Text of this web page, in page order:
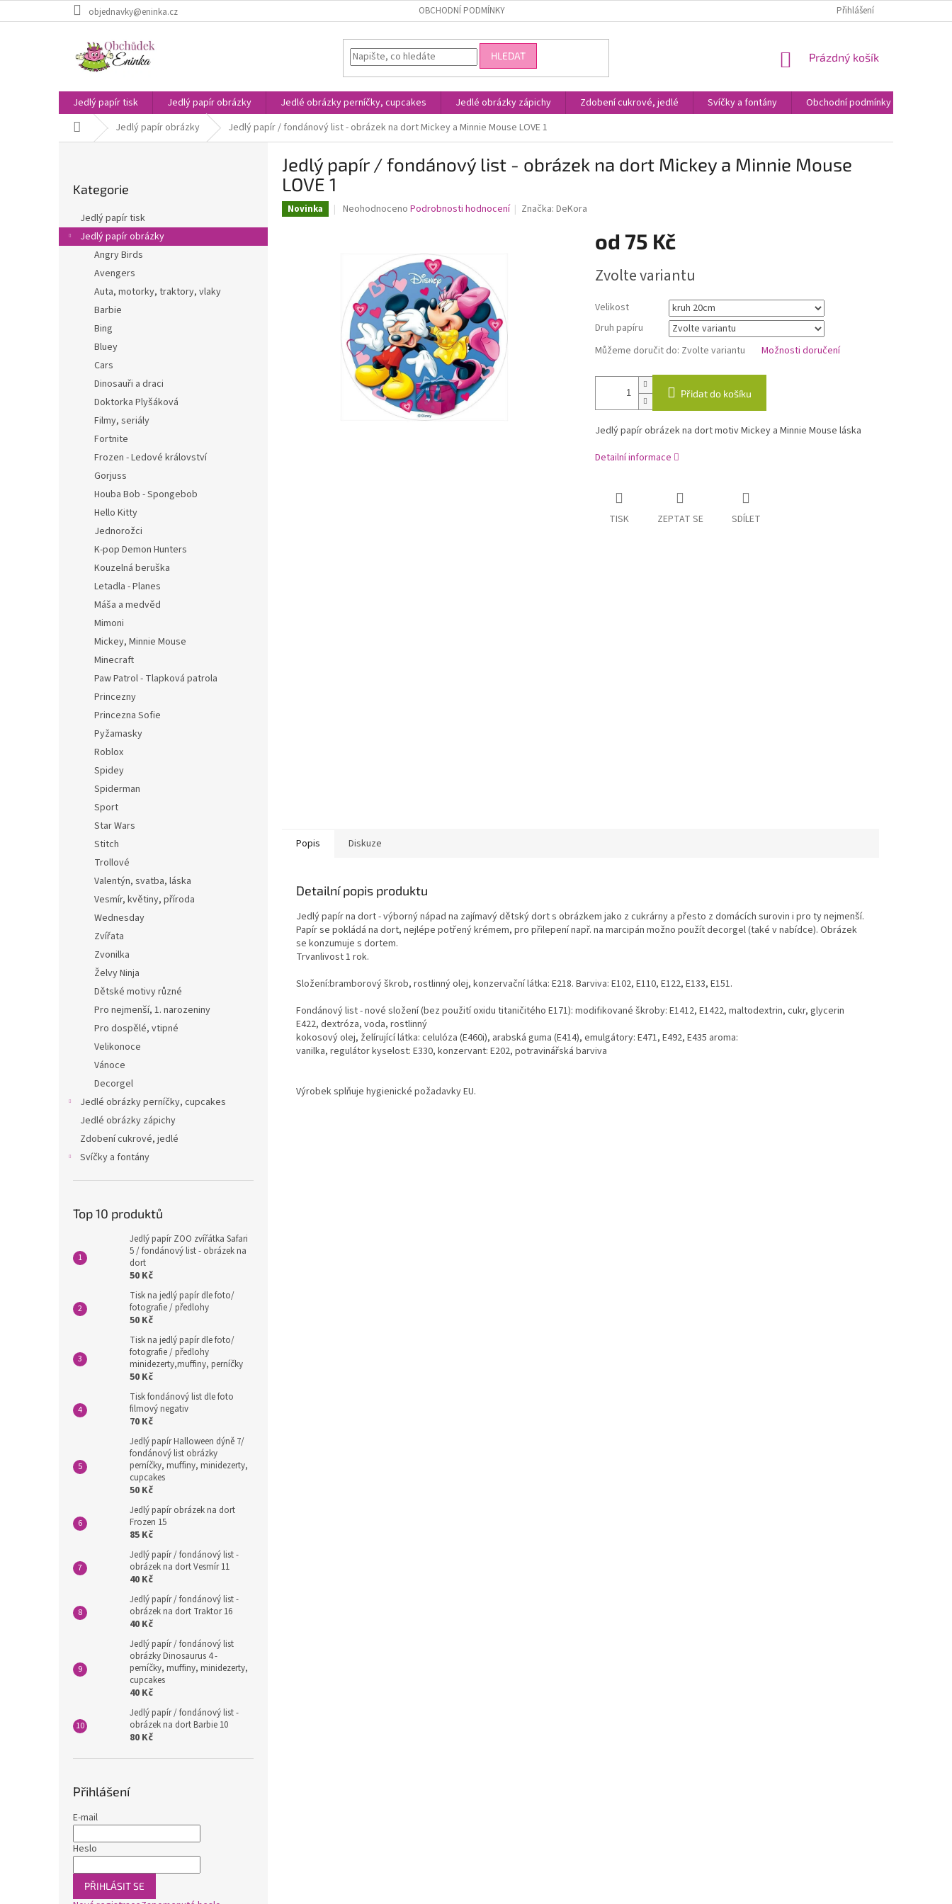
na
objednavky@eninka.cz OBCHODNÍ PODMÍNKY Přihlášení
HLEDAT
NÁKUPNÍ
Prázdný košík
Jedlý papír tisk Jedlý papír obrázky Jedlé obrázky perníčky, cupcakes Jedlé obrázky zápichy Zdobení cukrové, jedlé Svíčky a fontány Obchodní podmínky
Domů Jedlý papír obrázky Jedlý papír / fondánový list - obrázek na dort Mickey a Minnie Mouse LOVE 1
a
n
kategorie
Kategorie
Jedlý papír tisk
Jedlý papír obrázky
Angry Birds
Avengers
Auta, motorky, traktory, vlaky
Barbie
Bing
Bluey
Cars
Dinosauři a draci
Doktorka Plyšáková
Filmy, seriály
Fortnite
Frozen - Ledové království
Gorjuss
Houba Bob - Spongebob
Hello Kitty
Jednorožci
K-pop Demon Hunters
Kouzelná beruška
Letadla - Planes
Máša a medvěd
Mimoni
Mickey, Minnie Mouse
Minecraft
Paw Patrol - Tlapková patrola
Princezny
Princezna Sofie
Pyžamasky
Roblox
Spidey
Spiderman
Sport
Star Wars
Stitch
Trollové
Valentýn, svatba, láska
Vesmír, květiny, příroda
Wednesday
Zvířata
Zvonilka
Želvy Ninja
Dětské motivy různé
Pro nejmenší, 1. narozeniny
Pro dospělé, vtipné
Velikonoce
Vánoce
Decorgel
Jedlé obrázky perníčky, cupcakes
Jedlé obrázky zápichy
Zdobení cukrové, jedlé
Svíčky a fontány
Top 10 produktů
Jedlý papír ZOO zvířátka Safari
5 / fondánový list - obrázek na
dort
50 Kč
Tisk na jedlý papír dle foto/
fotografie / předlohy
50 Kč
Tisk na jedlý papír dle foto/
fotografie / předlohy
minidezerty,muffiny, perníčky
50 Kč
Tisk fondánový list dle foto
filmový negativ
70 Kč
Jedlý papír Halloween dýně 7/
fondánový list obrázky
perníčky, muffiny, minidezerty,
cupcakes
50 Kč
Jedlý papír obrázek na dort
Frozen 15
85 Kč
Jedlý papír / fondánový list -
obrázek na dort Vesmír 11
40 Kč
Jedlý papír / fondánový list -
obrázek na dort Traktor 16
40 Kč
Jedlý papír / fondánový list
obrázky Dinosaurus 4 -
perníčky, muffiny, minidezerty,
cupcakes
40 Kč
Jedlý papír / fondánový list -
obrázek na dort Barbie 10
80 Kč
Přihlášení
E-mail
Heslo
PŘIHLÁSIT SE
Jedlý papír / fondánový list - obrázek na dort Mickey a Minnie Mouse
LOVE 1
Novinka
Průměrné
hvězdiček.
Neohodnoceno Podrobnosti hodnocení Značka:DeKora
od 75 Kč
cena:
Zvolte variantu
Velikost
Druh papíru
Můžeme doručit do: Zvolte variantu Možnosti doručení
Přidat do košíku
Jedlý papír obrázek na dort motiv Mickey a Minnie Mouse láska
Detailní informace
TISK ZEPTAT SE SDÍLET
Popis Diskuze
Detailní popis produktu
Jedlý papír na dort - výborný nápad na zajímavý dětský dort s obrázkem jako z cukrárny a přesto z domácích surovin i pro ty nejmenší.
Papír se pokládá na dort, nejlépe potřený krémem, pro přilepení např. na marcipán možno použít decorgel (také v nabídce). Obrázek
se konzumuje s dortem.
Trvanlivost 1 rok.
Složení:bramborový škrob, rostlinný olej, konzervační látka: E218. Barviva: E102, E110, E122, E133, E151.
Fondánový list - nové složení (bez použití oxidu titaničitého E171): modifikované škroby: E1412, E1422, maltodextrin, cukr, glycerin
E422, dextróza, voda, rostlinný
kokosový olej, želírující látka: celulóza (E460i), arabská guma (E414), emulgátory: E471, E492, E435 aroma:
vanilka, regulátor kyselost: E330, konzervant: E202, potravinářská barviva
Výrobek splňuje hygienické požadavky EU.